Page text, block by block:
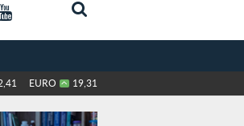
EURO 19,31